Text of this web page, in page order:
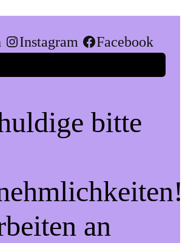
Instagram Facebook
bitte
an